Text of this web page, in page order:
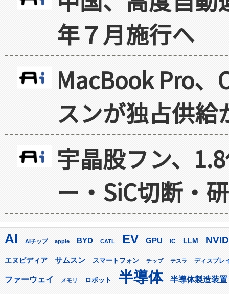
年７月施行へ
MacBook Pro
スンが独占供給
宇晶股フン、
ー・SiC切断・
AI AIチップ apple BYD CATL EV GPU IC LLM
エヌビディア サムスン スマートフォン チップ テスラ ディスプレ
ファーウェイ メモリ ロボット 半導体 半導体製造装置